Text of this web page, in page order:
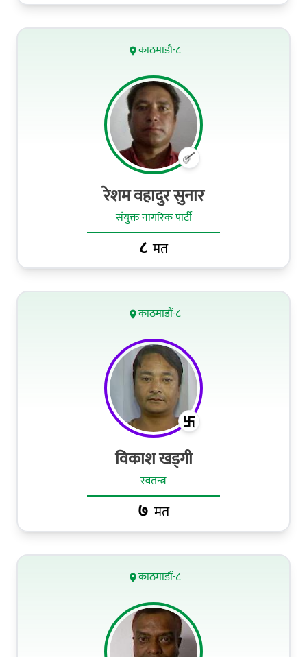
काठमाडौं-८
रेशम वहादुर सुनार
संयुक्त नागरिक पार्टी
८ मत
काठमाडौं-८
विकाश खड्गी
स्वतन्त्र
७ मत
काठमाडौं-८